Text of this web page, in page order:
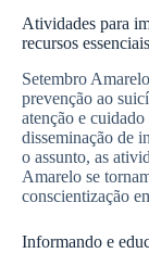
Atividades para
recursos
Setembro
prevenção ao
atenção e
disseminação de
o assunto, as
Amarelo se
conscientização
Informando e